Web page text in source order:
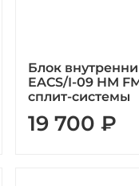
Блок
EACS/I-09 HM
сплит-системы
19 700 ₽